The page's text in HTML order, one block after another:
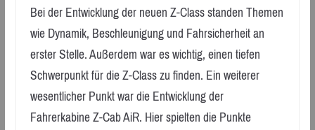
Bei der Entwicklung der neuen Z-Class standen Themen
wie Dynamik, Beschleunigung und Fahrsicherheit an
erster Stelle. Außerdem war es wichtig, einen tiefen
Schwerpunkt für die Z-Class zu finden. Ein weiterer
wesentlicher Punkt war die Entwicklung der
Fahrerkabine Z-Cab AiR. Hier spielten die Punkte